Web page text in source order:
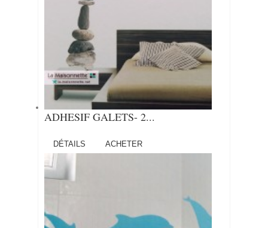
ADHESIF GALETS- 2...
DÉTAILS ACHETER